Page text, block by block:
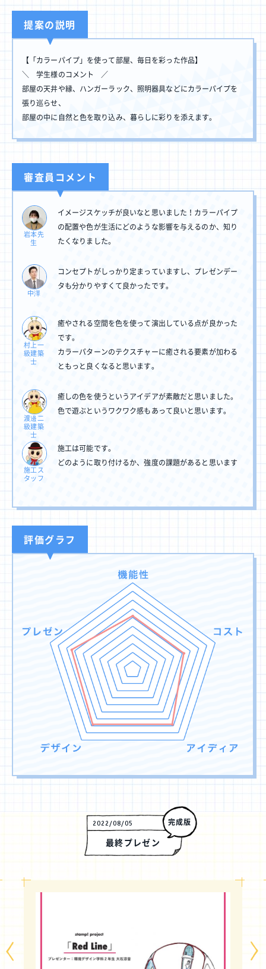
提案の説明
【「カラーパイプ」を使って部屋、毎日を彩った作品】
＼ 学生様のコメント ／
部屋の天井や縁、ハンガーラック、照明器具などにカラーパイプを
張り巡らせ、
部屋の中に自然と色を取り込み、暮らしに彩りを添えます。
審査員コメント
岩本先
生
イメージスケッチが良いなと思いました！カラーパイプ
の配置や色が生活にどのような影響を与えるのか、知り
たくなりました。
中澤
コンセプトがしっかり定まっていますし、プレゼンデー
タも分かりやすくて良かったです。
村上一
級建築
士
癒やされる空間を色を使って演出している点が良かった
です。
カラーパターンのテクスチャーに癒される要素が加わる
ともっと良くなると思います。
渡邊二
級建築
士
癒しの色を使うというアイデアが素敵だと思いました。
色で遊ぶというワクワク感もあって良いと思います。
施工ス
タッフ
施工は可能です。
どのように取り付けるか、強度の課題があると思います
評価グラフ
2022/08/05
最終プレゼン
完成版